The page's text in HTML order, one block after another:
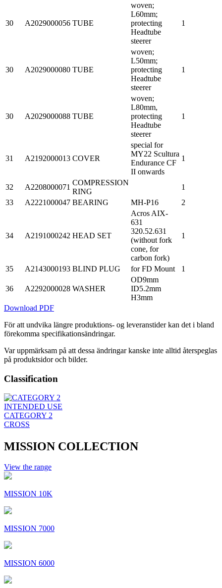
30 A2029000056 TUBE
woven;
L60mm;
protecting
Headtube
steerer
1
30 A2029000080 TUBE
woven;
L50mm;
protecting
Headtube
steerer
1
30 A2029000088 TUBE
woven;
L80mm,
protecting
Headtube
steerer
1
31 A2192000013 COVER
special for
MY22 Scultura
Endurance CF
II onwards
1
32 A2208000071
COMPRESSION
RING
1
33
A2221000047 BEARING MH-P16 2
34 A2191000242 HEAD SET
Acros AIX-
631
320.52.631
(without fork
cone, for
carbon fork)
1
35 A2143000193 BLIND PLUG for FD Mount 1
36 A2292000028 WASHER
OD9mm
ID5.2mm
H3mm
Download PDF
För att undvika längre produktions- og leveranstider kan det i bland
förekomma specifikationsändringar.
Var uppmärksam på att dessa ändringar kanske inte alltid återspeglas
på produktsidor och bilder.
Classification
INTENDED USE
CATEGORY 2
CROSS
MISSION COLLECTION
View the range
MISSION 10K
MISSION 7000
MISSION 6000